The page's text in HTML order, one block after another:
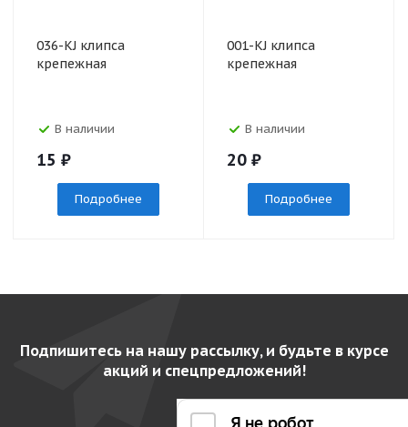
036-KJ клипса
крепежная
В наличии
15 ₽
Подробнее
001-KJ клипса
крепежная
В наличии
20 ₽
Подробнее
Подпишитесь на нашу рассылку, и будьте в курсе
акций и спецпредложений!